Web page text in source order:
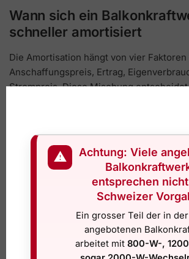
Wann sich ein
schneller amortisiert
Die Amortisation hängt von vier Faktoren
Anschaffungspreis, Ertrag,
Strompreis. Diese Mischung
Wenn ein Set zum Beispiel 900 bis 1’500
bewegt sich die Amortisationszeit je
einem Bereich von etwa 4 bis 8 Jahren.
Garantiezahl, sondern eine realistische
Schlechtere Bedingungen verlängern die
Bedingungen verkürzen sie.
⚠
Achtung: Viele
entsprechen
Schweizer
Ein grosser Teil der in
angebotenen
arbeitet mit 800-W-,